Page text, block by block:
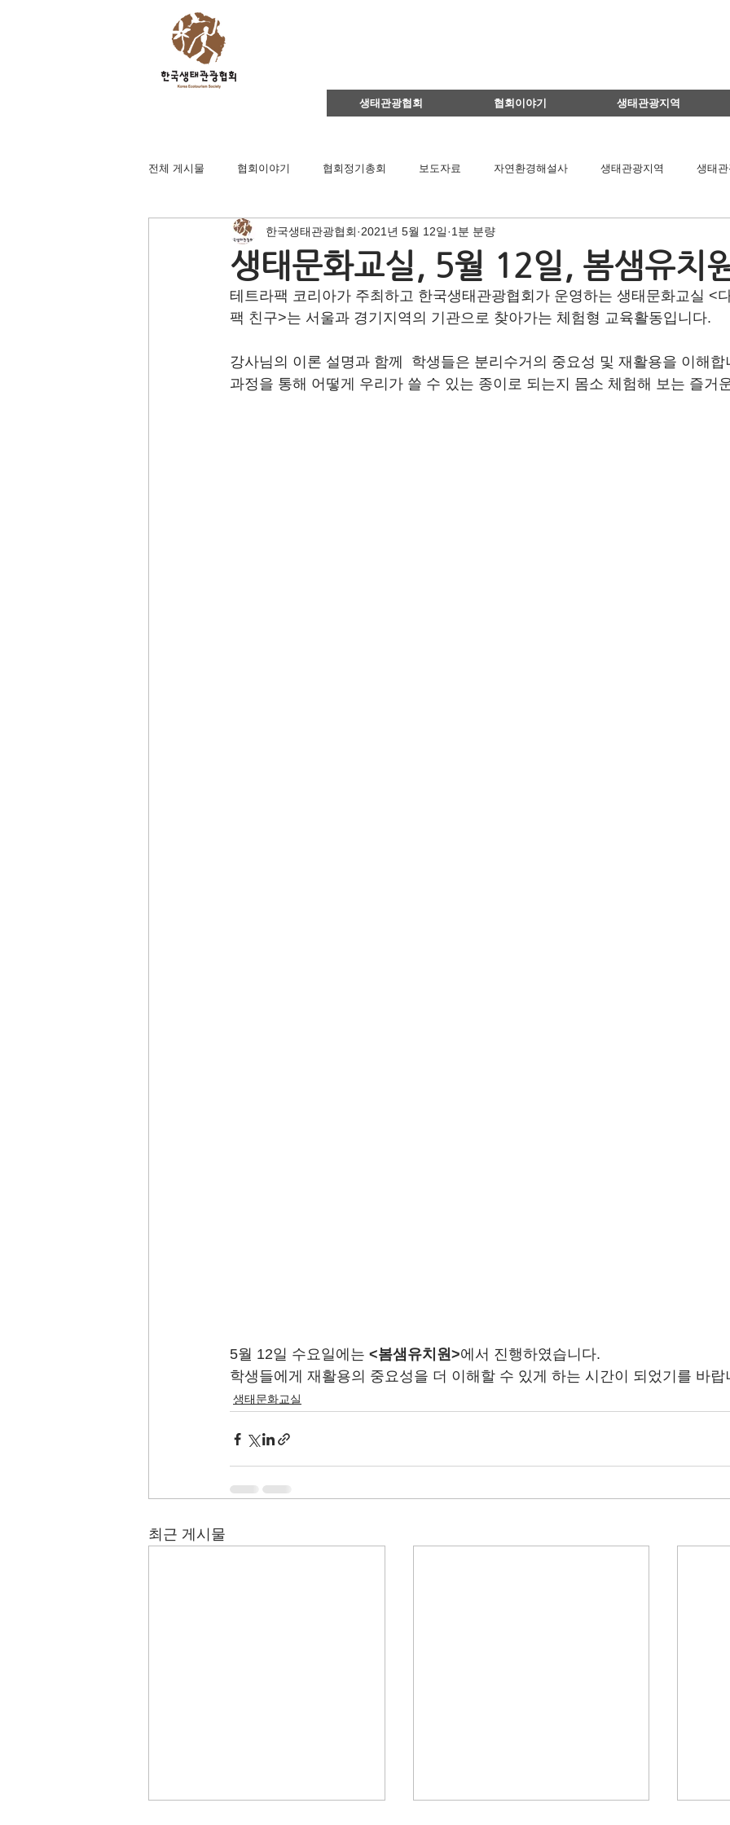
생태관광협회 협회이야기 생태관광지역
전체 게시물 협회이야기 협회정기총회 보도자료 자연환경해설사 생태관광지역 생태
영주댐바로알기 생태문화교실 이달의 생태관광지
이벤트 지역컨설팅 연구용역관련 아카데미 간담회 기타 책 소개
후원회원 가입신청 공익법인결산서류
생태문화교실, 5월 12일, 봄샘유치
한국생태관광협회 2021년 5월 12일 1분 분량
테트라팩 코리아가 주최하고 한국생태관광협회가 운영하는 생태문화교실 <
팩 친구>는 서울과 경기지역의 기관으로 찾아가는 체험형 교육활동입니다.
강사님의 이론 설명과 함께  학생들은 분리수거의 중요성 및 재활용을 이해
과정을 통해 어떻게 우리가 쓸 수 있는 종이로 되는지 몸소 체험해 보는 즐거
5월 12일 수요일에는 <봄샘유치원>에서 진행하였습니다.
학생들에게 재활용의 중요성을 더 이해할 수 있게 하는 시간이 되었기를 바랍
생태문화교실
최근 게시물